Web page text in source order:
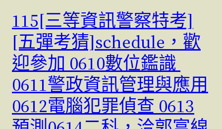
115[三等資訊警察特考]
[五彈考猜]schedule，歡
迎參加 0610數位鑑識
0611警政資訊管理與應用
0612電腦犯罪偵查 0613